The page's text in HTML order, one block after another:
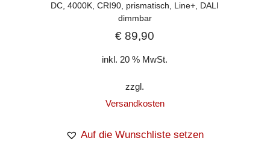
DC, 4000K, CRI90, prismatisch, Line+, DALI
dimmbar
€ 89,90
inkl. 20 % MwSt.
zzgl.
Versandkosten
Auf die Wunschliste setzen